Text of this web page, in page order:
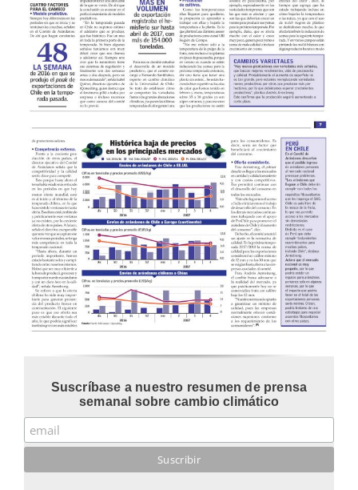
Suscríbase a nuestro resumen de prensa
semanal sobre cambio climático